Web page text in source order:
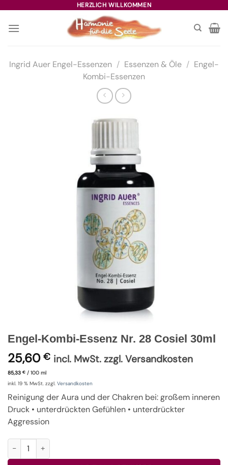
springen
HERZLICH WILLKOMMEN
Ingrid Auer Engel-Essenzen / Essenzen & Öle / Engel-
Kombi-Essenzen
Engel-Kombi-Essenz Nr. 28 Cosiel 30ml
25,60 € incl. MwSt. zzgl. Versandkosten
85,33 € / 100 ml
inkl. 19 % MwSt. zzgl. Versandkosten
Reinigung der Aura und der Chakren bei: großem inneren
Druck • unterdrückten Gefühlen • unterdrückter
Aggression
Engel-Kombi-Essenz Nr. 28 Cosiel 30ml Menge